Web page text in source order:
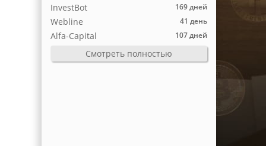
169 дней
InvestBot
41 день
Webline
107 дней
Alfa-Capital
Смотреть полностью